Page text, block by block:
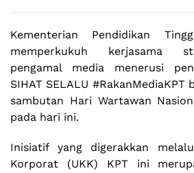
Kementerian Pendidikan
memperkukuh kerjasama
pengamal media menerusi
SIHAT SELALU #RakanMediaKPT
sambutan Hari Wartawan
pada hari ini.
Inisiatif yang digerakkan
Korporat (UKK) KPT ini